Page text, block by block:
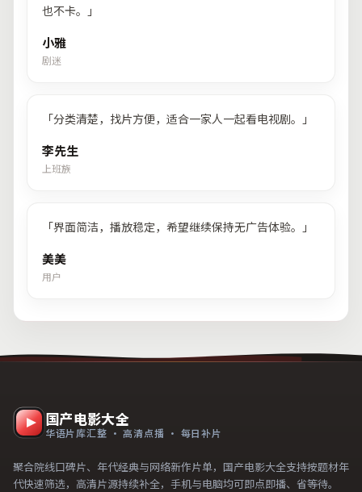
也不卡。
」
小雅
剧迷
「分类清楚，找片方便，适合一家人一起看电视剧。 」
李先生
上班族
「界面简洁，播放稳定，希望继续保持无广告体验。 」
美美
用户
国产电影大全
华语片库汇整 · 高清点播 · 每日补片
聚合院线口碑片、年代经典与网络新作片单，国产电影大全支持按题材年
代快速筛选，高清片源持续补全，手机与电脑均可即点即播、省等待。